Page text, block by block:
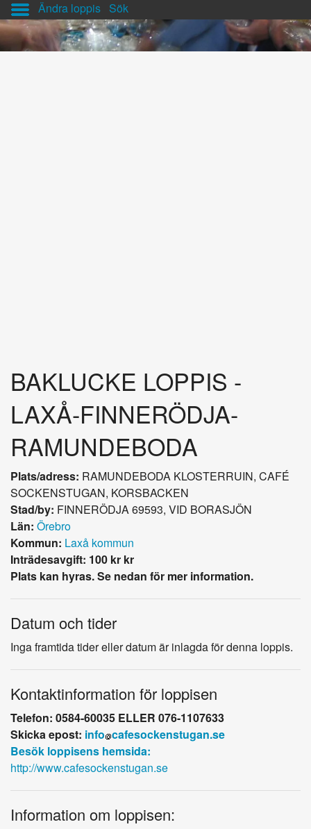
Ändra loppis Sök
BAKLUCKE LOPPIS -
LAXÅ-FINNERÖDJA-
RAMUNDEBODA
Plats/adress: RAMUNDEBODA KLOSTERRUIN, CAFÉ
SOCKENSTUGAN, KORSBACKEN
Stad/by: FINNERÖDJA 69593, VID BORASJÖN
Län: Örebro
Kommun: Laxå kommun
Inträdesavgift: 100 kr kr
Plats kan hyras. Se nedan för mer information.
Datum och tider
Inga framtida tider eller datum är inlagda för denna loppis.
Kontaktinformation för loppisen
Telefon: 0584-60035 ELLER 076-1107633
Skicka epost: info cafesockenstugan.se
Besök loppisens hemsida:
http://www.cafesockenstugan.se
Information om loppisen: